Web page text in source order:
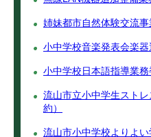
姉妹都市自然体験交流
小中学校音楽発表会楽
小中学校日本語指導業務
流山市立小中学生スト
約）
流山市小中学校よりよ